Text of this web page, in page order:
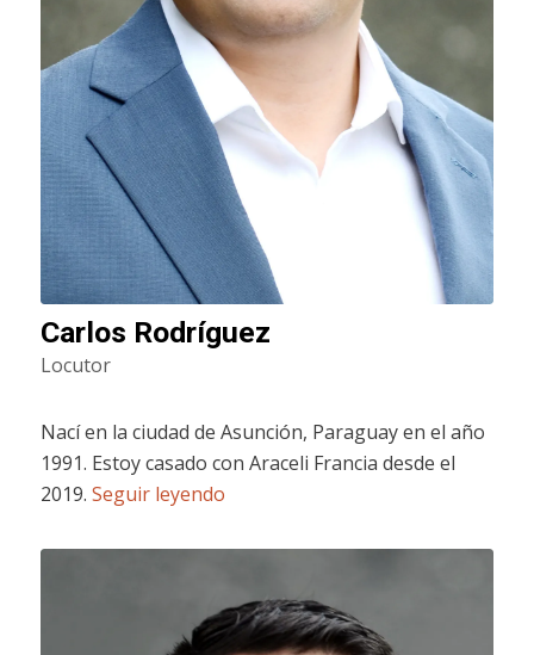
Carlos Rodríguez
Locutor
Nací en la ciudad de Asunción, Paraguay en el año
1991. Estoy casado con Araceli Francia desde el
2019. Seguir leyendo